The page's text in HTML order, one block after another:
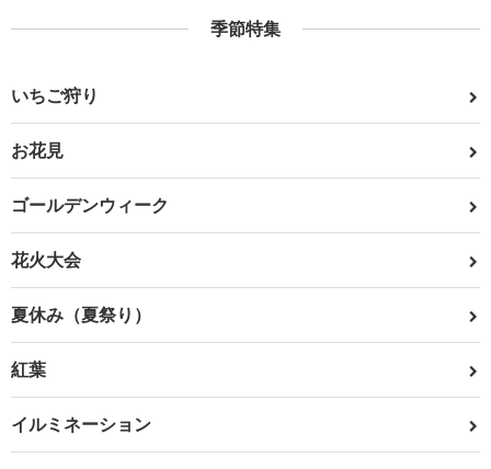
季節特集
いちご狩り
お花見
ゴールデンウィーク
花火大会
夏休み（夏祭り）
紅葉
イルミネーション